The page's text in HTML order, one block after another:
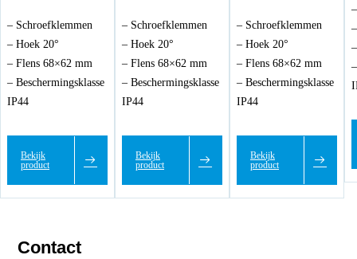
– Schroefklemmen
– Hoek 20°
– Flens 68×62 mm
– Beschermingsklasse
IP44
Bekijk
product
– Schroefklemmen
– Hoek 20°
– Flens 68×62 mm
– Beschermingsklasse
IP44
Bekijk
product
– Schroefklemmen
– Hoek 20°
– Flens 68×62 mm
– Beschermingsklasse
IP44
Bekijk
product
Contact